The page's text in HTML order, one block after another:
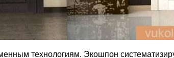
технологиям. Экошпон